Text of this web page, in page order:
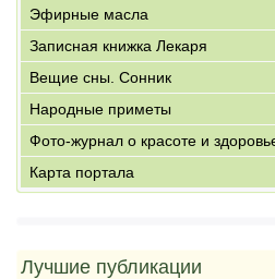
Эфирные масла
Записная книжка Лекаря
Вещие сны. Сонник
Народные приметы
Фото-журнал о красоте и
Карта портала
Лучшие публикации